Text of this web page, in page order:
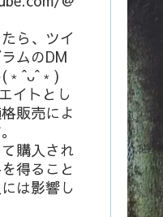
ら、ツイ
ムのDM
イトとし
販売によ
購入され
得ること
は影響し